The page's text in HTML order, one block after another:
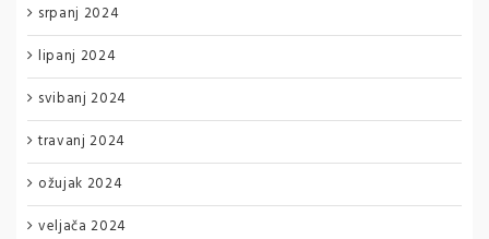
srpanj 2024
lipanj 2024
svibanj 2024
travanj 2024
ožujak 2024
veljača 2024